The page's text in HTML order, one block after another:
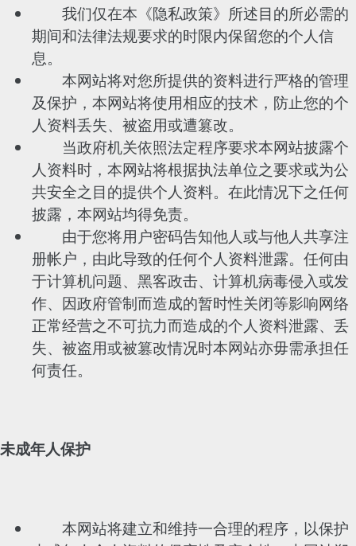
我们仅在本《隐私政策》所述目的所必需的
期间和法律法规要求的时限内保留您的个人信
息。
本网站将对您所提供的资料进行严格的管理
及保护，本网站将使用相应的技术，防止您的个
人资料丢失、被盗用或遭篡改。
当政府机关依照法定程序要求本网站披露个
人资料时，本网站将根据执法单位之要求或为公
共安全之目的提供个人资料。在此情况下之任何
披露，本网站均得免责。
由于您将用户密码告知他人或与他人共享注
册帐户，由此导致的任何个人资料泄露。任何由
于计算机问题、黑客政击、计算机病毒侵入或发
作、因政府管制而造成的暂时性关闭等影响网络
正常经营之不可抗力而造成的个人资料泄露、丢
失、被盗用或被篡改情况时本网站亦毋需承担任
何责任。
未成年人保护
本网站将建立和维持一合理的程序，以保护